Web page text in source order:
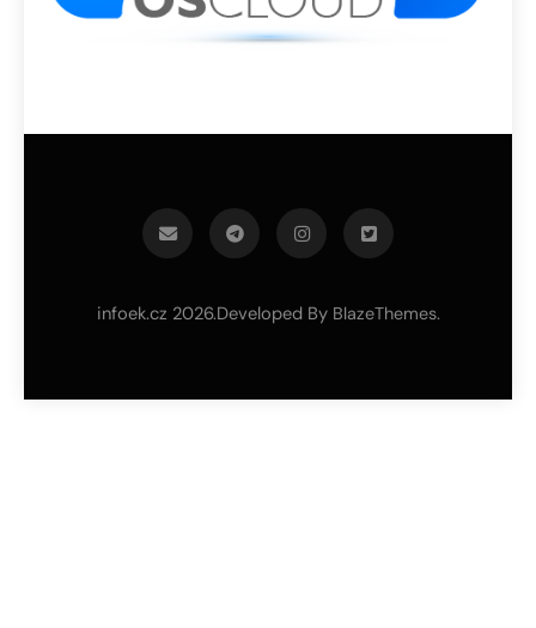
infoek.cz 2026.Developed By BlazeThemes.